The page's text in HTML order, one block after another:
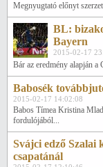
Megnyugtató előnyt
BL:
Bayern
2015-02-17
Bár az eredmény alapján a
Babosék
2015-02-17 14:02:08
Babos Tímea Kristina
fordulójából...
Svájci edző Szalai
csapatánál